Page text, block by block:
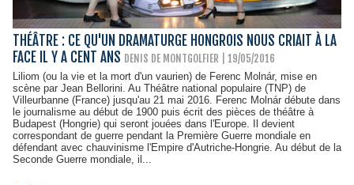
THÉÂTRE : CE QU'UN DRAMATURGE HONGROIS NOUS CRIAIT À LA
FACE IL Y A CENT ANS DENIS DE MONTGOLFIER | 19/05/2016
Liliom (ou la vie et la mort d'un vaurien) de Ferenc Molnár, mise en
scène par Jean Bellorini. Au Théâtre national populaire (TNP) de
Villeurbanne (France) jusqu'au 21 mai 2016. Ferenc Molnár débute dans
le journalisme au début de 1900 puis écrit des pièces de théâtre à
Budapest (Hongrie) qui seront jouées dans l'Europe. Il devient
correspondant de guerre pendant la Première Guerre mondiale en
défendant avec chauvinisme l'Empire d'Autriche-Hongrie. Au début de la
Seconde Guerre mondiale, il...